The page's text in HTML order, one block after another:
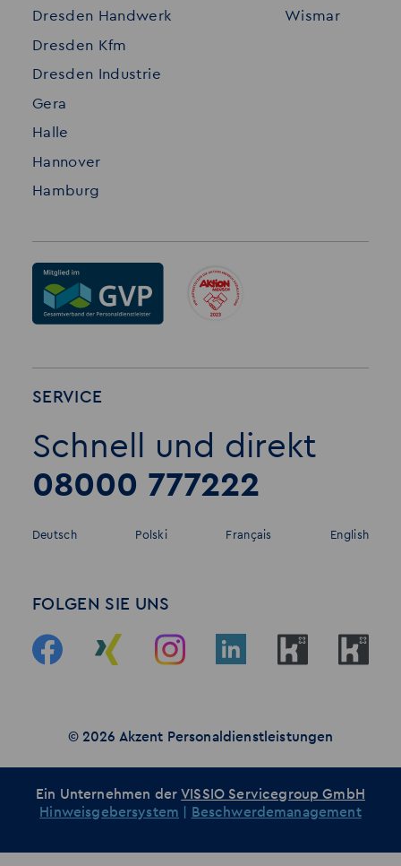
Impressum
Dresden Handwerk
Dresden Kfm
Dresden Industrie
Gera
Halle
Hannover
Hamburg
Wismar
SERVICE
Schnell und direkt
08000 777222
Deutsch Polski Français English
FOLGEN SIE UNS
© 2026 Akzent Personaldienstleistungen
Ein Unternehmen derVISSIO Servicegroup GmbH
Hinweisgebersystem
Beschwerdemanagement